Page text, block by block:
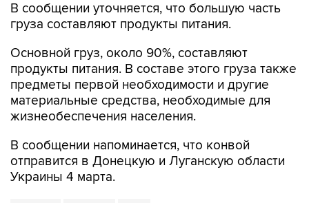
В сообщении уточняется, что большую часть
груза составляют продукты питания.
Основной груз, около 90%, составляют
продукты питания. В составе этого груза также
предметы первой необходимости и другие
материальные средства, необходимые для
жизнеобеспечения населения.
В сообщении напоминается, что конвой
отправится в Донецкую и Луганскую области
Украины 4 марта.